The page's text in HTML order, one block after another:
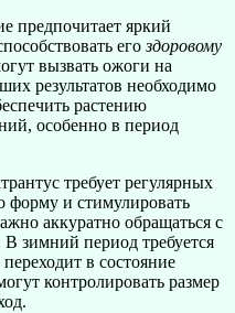
предпочитает яркий
егоздоровому
вызвать ожоги на
результатов необходимо
растению
особенно в период
требует регулярных
форму и стимулировать
аккуратно обращаться с
зимний период требуется
в состояние
контролировать размер